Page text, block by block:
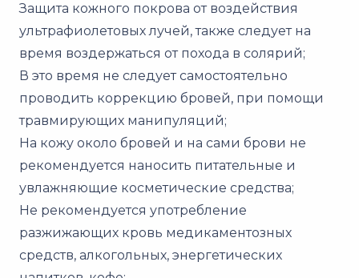
Защита кожного покрова от воздействия
ультрафиолетовых лучей, также следует на
время воздержаться от похода в солярий;
В это время не следует самостоятельно
проводить коррекцию бровей, при помощи
травмирующих манипуляций;
На кожу около бровей и на сами брови не
рекомендуется наносить питательные и
увлажняющие косметические средства;
Не рекомендуется употребление
разжижающих кровь медикаментозных
средств, алкогольных, энергетических